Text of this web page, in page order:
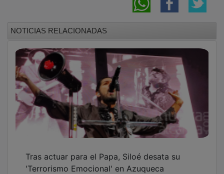
Primera victoria del Chiloeches a domicilio